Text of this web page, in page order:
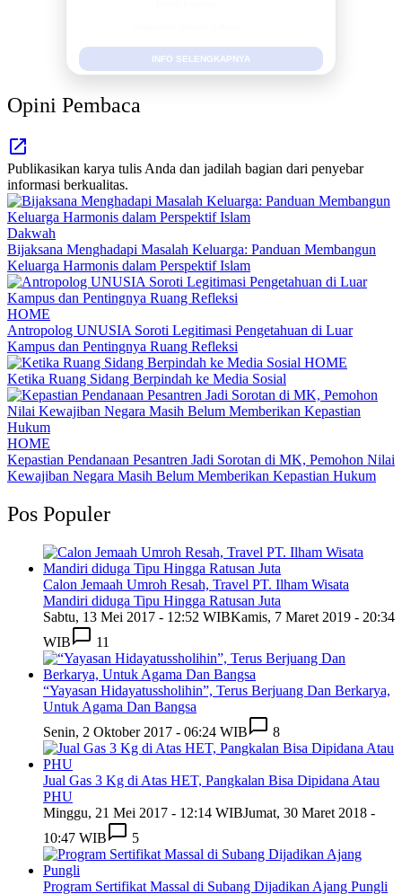
INFO SELENGKAPNYA
Opini Pembaca
Publikasikan karya tulis Anda dan jadilah bagian dari penyebar
informasi berkualitas.
Dakwah
Bijaksana Menghadapi Masalah Keluarga: Panduan Membangun
Keluarga Harmonis dalam Perspektif Islam
HOME
Antropolog UNUSIA Soroti Legitimasi Pengetahuan di Luar
Kampus dan Pentingnya Ruang Refleksi
HOME
Ketika Ruang Sidang Berpindah ke Media Sosial
HOME
Kepastian Pendanaan Pesantren Jadi Sorotan di MK, Pemohon Nilai
Kewajiban Negara Masih Belum Memberikan Kepastian Hukum
Pos Populer
Calon Jemaah Umroh Resah, Travel PT. Ilham Wisata
Mandiri diduga Tipu Hingga Ratusan Juta
Sabtu, 13 Mei 2017 - 12:52 WIBKamis, 7 Maret 2019 - 20:34
WIB
11
“Yayasan Hidayatussholihin”, Terus Berjuang Dan Berkarya,
Untuk Agama Dan Bangsa
Senin, 2 Oktober 2017 - 06:24 WIB
8
Jual Gas 3 Kg di Atas HET, Pangkalan Bisa Dipidana Atau
PHU
Minggu, 21 Mei 2017 - 12:14 WIBJumat, 30 Maret 2018 -
10:47 WIB
5
Program Sertifikat Massal di Subang Dijadikan Ajang Pungli